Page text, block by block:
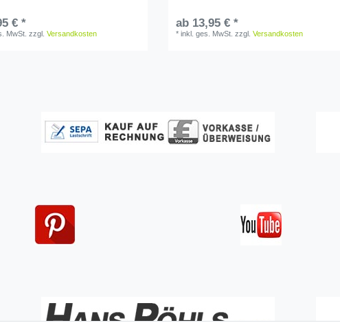
€ *
MwSt. zzgl.Versandkosten
ab 13,95 € *
*inkl. ges. MwSt. zzgl.Versandkosten